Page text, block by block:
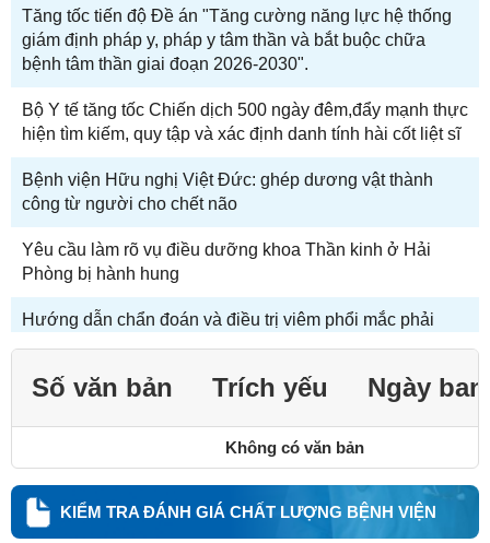
Tăng tốc tiến độ Đề án "Tăng cường năng lực hệ thống
giám định pháp y, pháp y tâm thần và bắt buộc chữa
bệnh tâm thần giai đoạn 2026-2030".
Bộ Y tế tăng tốc Chiến dịch 500 ngày đêm,đẩy mạnh thực
hiện tìm kiếm, quy tập và xác định danh tính hài cốt liệt sĩ
Bệnh viện Hữu nghị Việt Đức: ghép dương vật thành
công từ người cho chết não
Yêu cầu làm rõ vụ điều dưỡng khoa Thần kinh ở Hải
Phòng bị hành hung
Hướng dẫn chẩn đoán và điều trị viêm phổi mắc phải
Cục Quản lý Khám, chữa bệnh yêu cầu rà soát, kiểm tra
Dược sĩ bệnh viện phải là một trụ cột của chất lượng điều
trị và an toàn người bệnh
Số văn bản Trích yếu Ngày
Không có văn bản
KIỂM TRA ĐÁNH GIÁ CHẤT LƯỢNG BỆNH VIỆN